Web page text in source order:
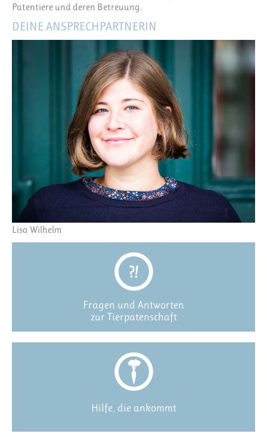
Patentiere und deren Betreuung.
DEINE ANSPRECHPARTNERIN
Lisa Wilhelm
Fragen und Antworten
zur Tierpatenschaft
Hilfe, die ankommt